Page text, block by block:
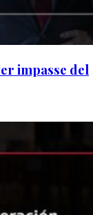
impasse del